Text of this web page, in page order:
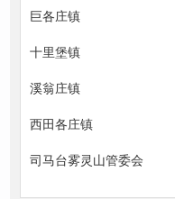
巨各庄镇
十里堡镇
溪翁庄镇
西田各庄镇
司马台雾灵山管委会